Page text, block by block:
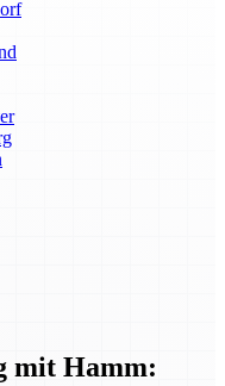
mit Hamm: